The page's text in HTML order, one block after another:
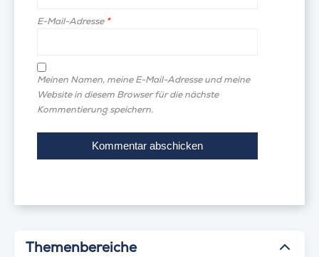
E-Mail-Adresse *
Meinen Namen, meine E-Mail-Adresse und meine
Website in diesem Browser für die nächste
Kommentierung speichern.
Themenbereiche